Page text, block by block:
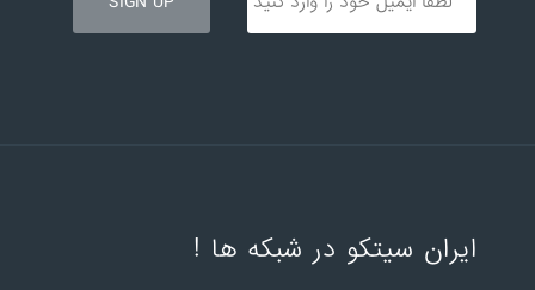
ایران سیتکو در شبکه ها !